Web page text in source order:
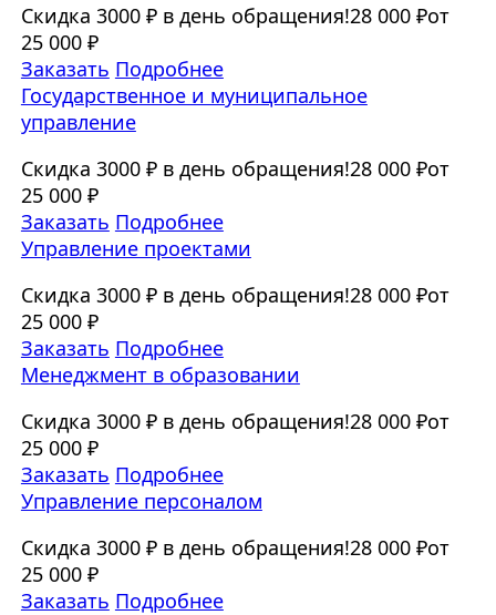
Скидка 3000 ₽ в день обращения!28 000 ₽от
25 000 ₽
Заказать Подробнее
Государственное и муниципальное
управление
Скидка 3000 ₽ в день обращения!28 000 ₽от
25 000 ₽
Заказать Подробнее
Управление проектами
Скидка 3000 ₽ в день обращения!28 000 ₽от
25 000 ₽
Заказать Подробнее
Менеджмент в образовании
Скидка 3000 ₽ в день обращения!28 000 ₽от
25 000 ₽
Заказать Подробнее
Управление персоналом
Скидка 3000 ₽ в день обращения!28 000 ₽от
25 000 ₽
Заказать Подробнее